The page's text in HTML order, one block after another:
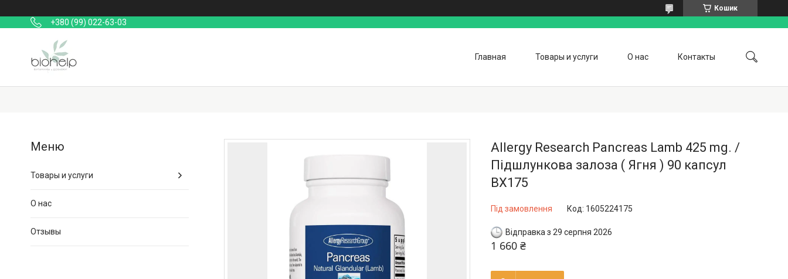
Кошик
+380 (99) 022-63-03
Главная Товары и услуги О нас Контакты
Allergy Research Pancreas Lamb 425 mg. /
Підшлункова залоза ( Ягня ) 90 капсул
BX175
Під замовлення Код: 1605224175
Відправка з 29 серпня 2026
1 660 ₴
Товары и услуги
О нас
Отзывы